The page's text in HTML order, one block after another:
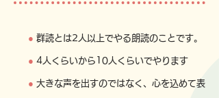
● 群読とは2人以上でやる朗読のことです。
● 4人くらいから10人くらいでやります
● 大きな声を出すのではなく、心を込めて表